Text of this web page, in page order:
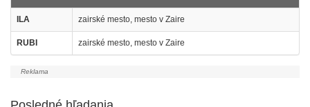
ILA zairské mesto, mesto v Zaire
RUBI zairské mesto, mesto v Zaire